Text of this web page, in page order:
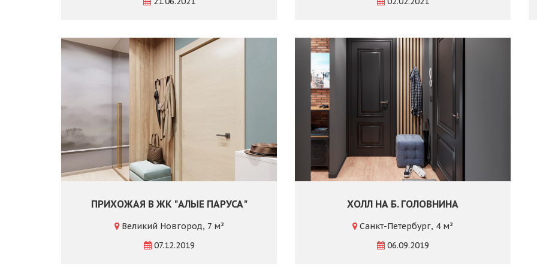
ПРИХОЖАЯ В ЖК "АЛЫЕ ПАРУСА"
Великий Новгород, 7 м²
07.12.2019
ХОЛЛ НА Б. ГОЛОВНИНА
Санкт-Петербург, 4 м²
06.09.2019